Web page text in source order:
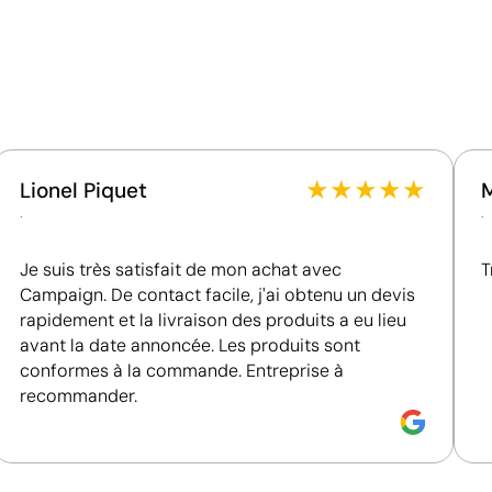
Impression en couleur avec finition éclatante et
Le transfert numérique imprime le motif en haute
système de gestion environnementale structuré.
Fournisseur certifié ISO 45001, attestant d'un
système de management de la santé et de la
Lionel Piquet
.
★★★★★
Je suis très satisfait de mon achat avec
Campaign. De contact facile, j'ai obtenu un devis
rapidement et la livraison des produits a eu lieu
avant la date annoncée. Les produits sont
conformes à la commande. Entreprise à
recommander.
.